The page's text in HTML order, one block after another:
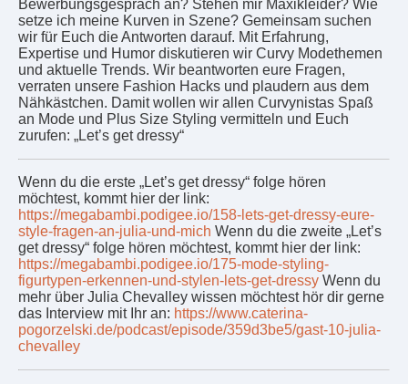
Bewerbungsgespräch an? Stehen mir Maxikleider? Wie
setze ich meine Kurven in Szene? Gemeinsam suchen
wir für Euch die Antworten darauf. Mit Erfahrung,
Expertise und Humor diskutieren wir Curvy Modethemen
und aktuelle Trends. Wir beantworten eure Fragen,
verraten unsere Fashion Hacks und plaudern aus dem
Nähkästchen. Damit wollen wir allen Curvynistas Spaß
an Mode und Plus Size Styling vermitteln und Euch
zurufen: „Let’s get dressy“
Wenn du die erste „Let’s get dressy“ folge hören
möchtest, kommt hier der link:
https://megabambi.podigee.io/158-lets-get-dressy-eure-
style-fragen-an-julia-und-mich Wenn du die zweite „Let’s
get dressy“ folge hören möchtest, kommt hier der link:
https://megabambi.podigee.io/175-mode-styling-
figurtypen-erkennen-und-stylen-lets-get-dressy Wenn du
mehr über Julia Chevalley wissen möchtest hör dir gerne
das Interview mit Ihr an: https://www.caterina-
pogorzelski.de/podcast/episode/359d3be5/gast-10-julia-
chevalley